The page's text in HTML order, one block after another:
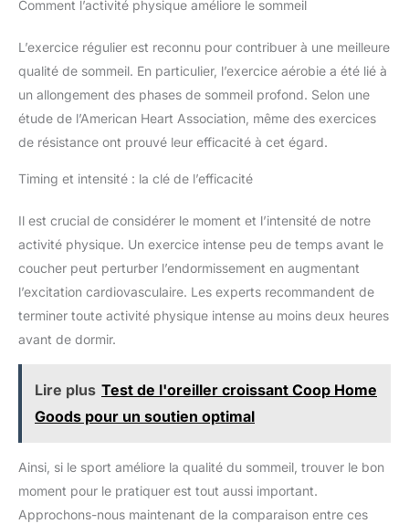
Comment l’activité physique améliore le sommeil
L’exercice régulier est reconnu pour contribuer à une meilleure
qualité de sommeil. En particulier, l’exercice aérobie a été lié à
un allongement des phases de sommeil profond. Selon une
étude de l’American Heart Association, même des exercices
de résistance ont prouvé leur efficacité à cet égard.
Timing et intensité : la clé de l’efficacité
Il est crucial de considérer le moment et l’intensité de notre
activité physique. Un exercice intense peu de temps avant le
coucher peut perturber l’endormissement en augmentant
l’excitation cardiovasculaire. Les experts recommandent de
terminer toute activité physique intense au moins deux heures
avant de dormir.
Lire plus Test de l'oreiller croissant Coop Home
Goods pour un soutien optimal
Ainsi, si le sport améliore la qualité du sommeil, trouver le bon
moment pour le pratiquer est tout aussi important.
Approchons-nous maintenant de la comparaison entre ces